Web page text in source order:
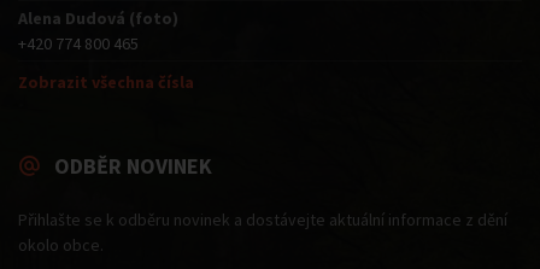
Alena Dudová (foto)
+420 774 800 465
Zobrazit všechna čísla
ODBĚR NOVINEK
Přihlašte se k odběru novinek a dostávejte aktuální informace z dění
okolo obce.